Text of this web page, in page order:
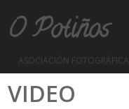
O Potiños
ASOCIACIÓN FOTOGRÁFICA
VIDEO